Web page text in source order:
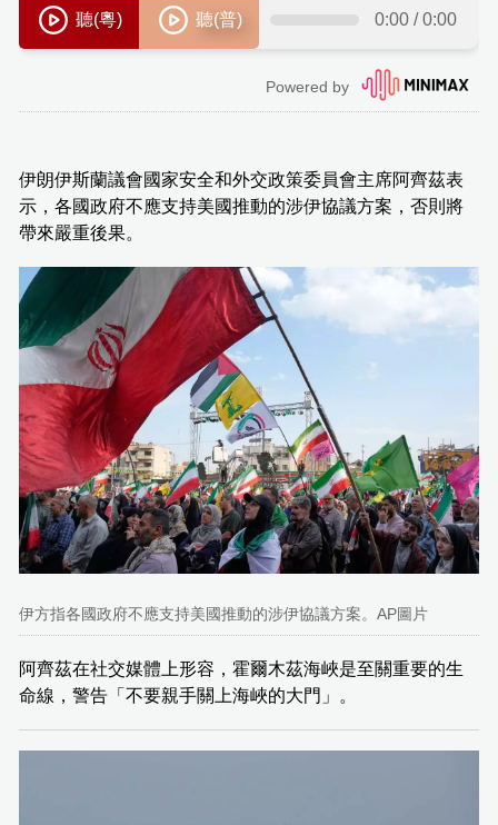
伊朗伊斯蘭議會國家安全和外交政策委員會主席阿齊茲表
示，各國政府不應支持美國推動的涉伊協議方案，否則將
帶來嚴重後果。
伊方指各國政府不應支持美國推動的涉伊協議方案。AP圖片
阿齊茲在社交媒體上形容，霍爾木茲海峽是至關重要的生
命線，警告「不要親手關上海峽的大門」。